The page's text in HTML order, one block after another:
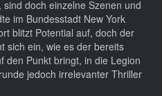
doch einzelne Szenen und
im Bundesstadt New York
blitzt Potential auf, doch der
sich ein, wie es der bereits
den Punkt bringt, in die Legion
jedoch irrelevanter Thriller